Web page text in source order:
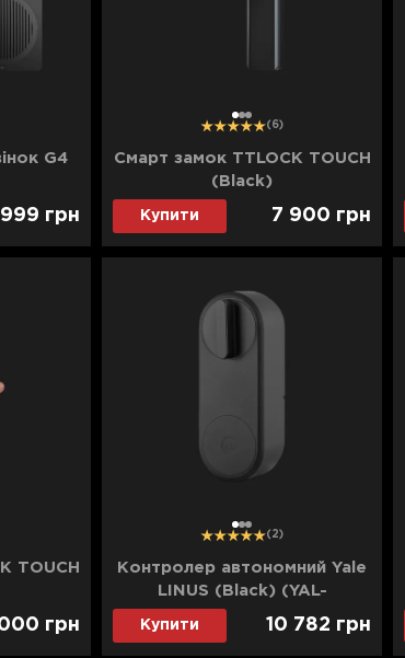
G4
грн
12 3 (6)
Смарт замок TTLOCK TOUCH
(Black)
Купити 7 900 грн
TOUCH
грн
12 3 (2)
Контролер автономний Yale
LINUS (Black) (YAL-
05/101200/MB)
Купити 10 782 грн